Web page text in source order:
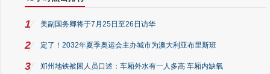
1 美副国务卿将于7月25日至26日访华
2 定了！2032年夏季奥运会主办城市为澳大利亚布里斯班
3 郑州地铁被困人员口述：车厢外水有一人多高 车厢内缺氧